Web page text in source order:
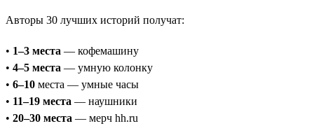
Авторы 30 лучших историй получат:
• 1–3 места — кофемашину
• 4–5 места — умную колонку
• 6–10 места — умные часы
• 11–19 места — наушники
• 20–30 места — мерч hh.ru